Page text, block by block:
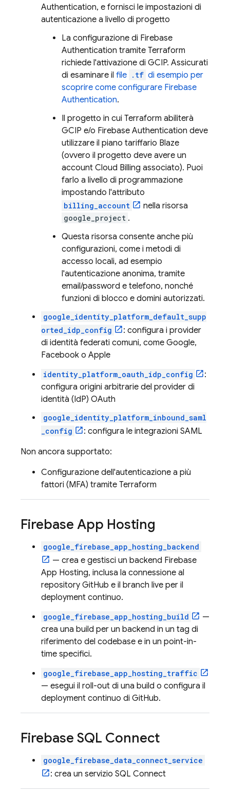
Authentication, e fornisci le impostazioni di
autenticazione a livello di progetto
La configurazione di Firebase
Authentication tramite Terraform
richiede l'attivazione di GCIP. Assicurati
di esaminare il file .tf di esempio per
scoprire come configurare Firebase
Authentication.
Il progetto in cui Terraform abiliterà
GCIP e/o Firebase Authentication deve
utilizzare il piano tariffario Blaze
(ovvero il progetto deve avere un
account Cloud Billing associato). Puoi
farlo a livello di programmazione
impostando l'attributo
billing_account nella risorsa
google_project .
Questa risorsa consente anche più
configurazioni, come i metodi di
accesso locali, ad esempio
l'autenticazione anonima, tramite
email/password e telefono, nonché
funzioni di blocco e domini autorizzati.
google_identity_platform_default_supp
orted_idp_config
: configura i provider
di identità federati comuni, come Google,
Facebook o Apple
identity_platform_oauth_idp_config
:
configura origini arbitrarie del provider di
identità (IdP) OAuth
google_identity_platform_inbound_saml
_config
: configura le integrazioni SAML
Non ancora supportato:
Configurazione dell'autenticazione a più
fattori (MFA) tramite Terraform
Firebase App Hosting
google_firebase_app_hosting_backend
— crea e gestisci un backend Firebase
App Hosting, inclusa la connessione al
repository GitHub e il branch live per il
deployment continuo.
google_firebase_app_hosting_build
—
crea una build per un backend in un tag di
riferimento del codebase e in un point-in-
time specifici.
google_firebase_app_hosting_traffic
— esegui il roll-out di una build o configura il
deployment continuo di GitHub.
Firebase SQL Connect
google_firebase_data_connect_service
: crea un servizio SQL Connect